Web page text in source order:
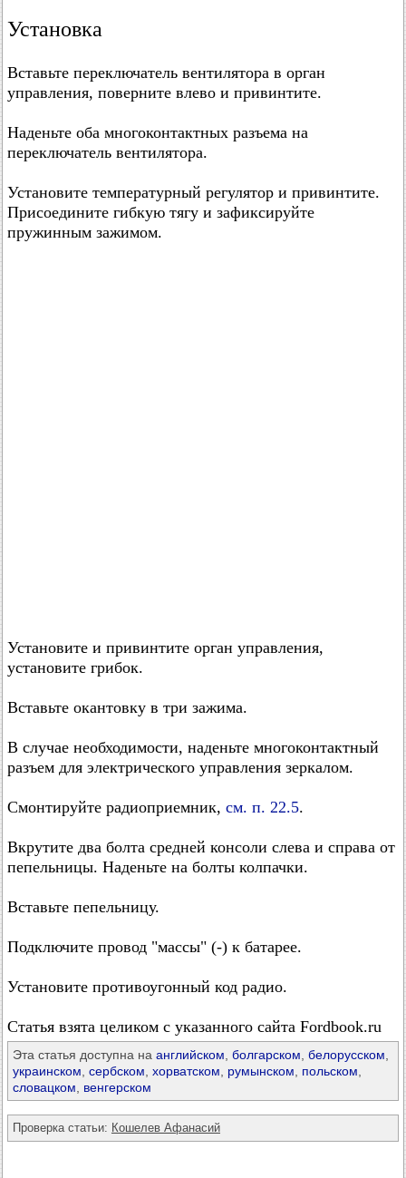
Установка
Вставьте переключатель вентилятора в орган
управления, поверните влево и привинтите.
Наденьте оба многоконтактных разъема на
переключатель вентилятора.
Установите температурный регулятор и привинтите.
Присоедините гибкую тягу и зафиксируйте
пружинным зажимом.
Установите и привинтите орган управления,
установите грибок.
Вставьте окантовку в три зажима.
В случае необходимости, наденьте многоконтактный
разъем для электрического управления зеркалом.
Смонтируйте радиоприемник, см. п. 22.5.
Вкрутите два болта средней консоли слева и справа от
пепельницы. Наденьте на болты колпачки.
Вставьте пепельницу.
Подключите провод "массы" (-) к батарее.
Установите противоугонный код радио.
Статья взята целиком с указанного сайта Fordbook.ru
Эта статья доступна на английском болгарском белорусском
украинском сербском хорватском румынском польском
словацком
венгерском
Проверка статьи: Кошелев Афанасий